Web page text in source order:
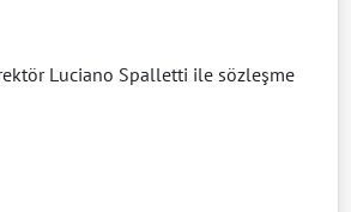
Luciano Spalletti ile sözleşme